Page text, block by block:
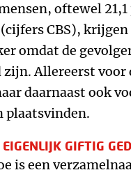
oftewel
CBS),
omdat de
Allereerst voor
daarnaast ook
plaatsvinden.
GIFTIG
is een